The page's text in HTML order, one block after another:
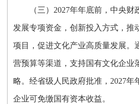
（三）2027年年底前，中央
发展专项资金，创新投入方式，推
项目，促进文化产业高质量发展。
营预算等渠道，支持国有文化企业
略。经省级人民政府批准，2027年
企业可免缴国有资本收益。